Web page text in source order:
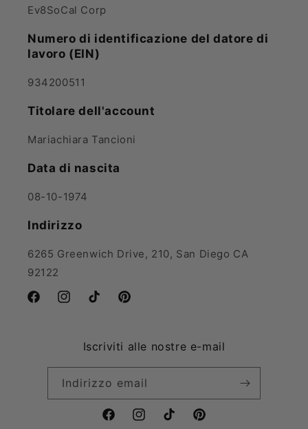
Ev8SoCal Corp
Numero di identificazione del datore di
lavoro (EIN)
934200511
Titolare dell'account
Mariachiara Tancioni
Data di nascita
08-10-1974
Indirizzo
6265 Greenwich Drive, 210, San Diego CA
92122
FacebookInstagramTikTok Pinterest
Iscriviti alle nostre e-mail
Indirizzo email
FacebookInstagramTikTok Pinterest